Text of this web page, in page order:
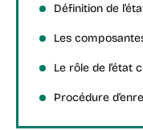
Définition de
Les
Le rôle de l’état
Procédure